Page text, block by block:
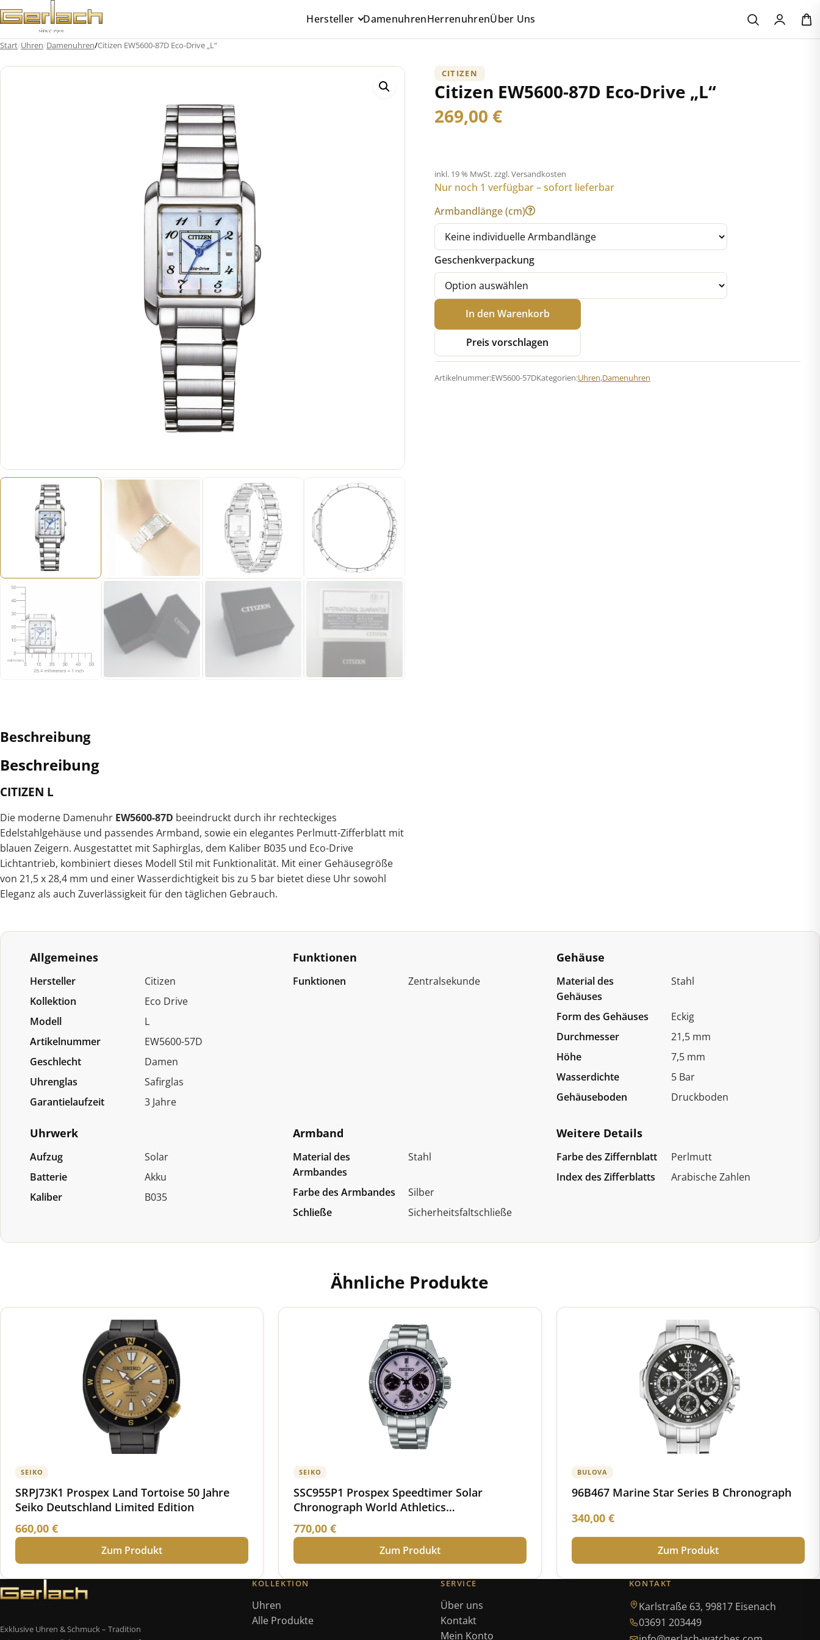
Zum
Inhalt
springen
Hersteller DamenuhrenHerrenuhrenÜber Uns
Start/Uhren/Damenuhren/Citizen EW5600-87D Eco-Drive „L“
CITIZEN
Citizen EW5600-87D Eco-Drive „L“
269,00 €
inkl. 19 % MwSt.zzgl. Versandkosten
Nur noch 1 verfügbar – sofort lieferbar
Armbandlänge (cm)
Geschenkverpackung
Citizen
EW5600-
87D
Eco-
"L"
In den Warenkorb
Preis vorschlagen
Artikelnummer:EW5600-57DKategorien:Uhren,Damenuhren
Beschreibung
Beschreibung
CITIZEN L
Die moderne Damenuhr EW5600-87D beeindruckt durch ihr rechteckiges
Edelstahlgehäuse und passendes Armband, sowie ein elegantes Perlmutt-Zifferblatt mit
blauen Zeigern. Ausgestattet mit Saphirglas, dem Kaliber B035 und Eco-Drive
Lichtantrieb, kombiniert dieses Modell Stil mit Funktionalität. Mit einer Gehäusegröße
von 21,5 x 28,4 mm und einer Wasserdichtigkeit bis zu 5 bar bietet diese Uhr sowohl
Eleganz als auch Zuverlässigkeit für den täglichen Gebrauch.
Allgemeines
Hersteller
Citizen
Kollektion
Eco Drive
Modell
L
Artikelnummer
EW5600-57D
Geschlecht
Damen
Uhrenglas
Safirglas
Garantielaufzeit
3 Jahre
Funktionen
Funktionen Zentralsekunde
Gehäuse
Material des
Gehäuses
Stahl
Form des Gehäuses
Eckig
Durchmesser
21,5 mm
Höhe
7,5 mm
Wasserdichte
5 Bar
Gehäuseboden
Druckboden
Uhrwerk
Aufzug
Solar
Batterie
Akku
Kaliber
B035
Armband
Material des
Armbandes
Stahl
Farbe des Armbandes
Silber
Schließe
Sicherheitsfaltschließe
Weitere Details
Farbe des Ziffernblatt
Perlmutt
Index des Zifferblatts
Arabische Zahlen
Ähnliche Produkte
SEIKO
SRPJ73K1 Prospex Land Tortoise 50 Jahre
Seiko Deutschland Limited Edition
660,00 €
Zum Produkt
SEIKO
SSC955P1 Prospex Speedtimer Solar
Chronograph World Athletics
Championships Tokyo 25 Limited Edition
770,00 €
Zum Produkt
BULOVA
96B467 Marine Star Series B Chronograph
340,00 €
Zum Produkt
Exklusive Uhren & Schmuck – Tradition
KOLLEKTION
Uhren
Alle Produkte
SERVICE
Über uns
Kontakt
Mein Konto
KONTAKT
Karlstraße 63, 99817 Eisenach
03691 203449